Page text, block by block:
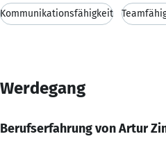
Kommunikationsfähigkeit
Werdegang
Berufserfahrung von Artur